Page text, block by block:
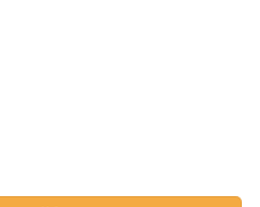
vodu/long drink, 1 ks